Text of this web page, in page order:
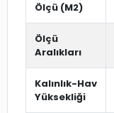
Ölçü (M2)
Ölçü
Aralıkları
Kalınlık-Hav
Yüksekliği